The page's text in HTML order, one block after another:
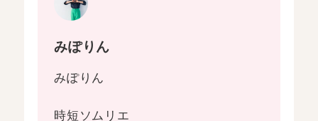
みぽりん
みぽりん
時短ソムリエ